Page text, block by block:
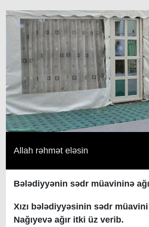
Allah rəhmət eləsin
Bələdiyyənin sədr müavininə
Xızı bələdiyyəsinin sədr
Nağıyevə ağır itki üz verib.